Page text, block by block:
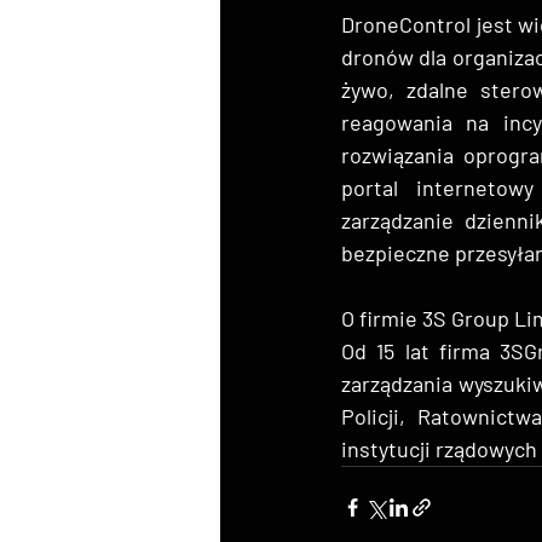
DroneControl jest
dronów dla
żywo, zdalne
reagowania na
rozwiązania
portal
zarządzanie
bezpieczne
O firmie 3S Group
Od 15 lat firma
zarządzania
Policji,
instytucji